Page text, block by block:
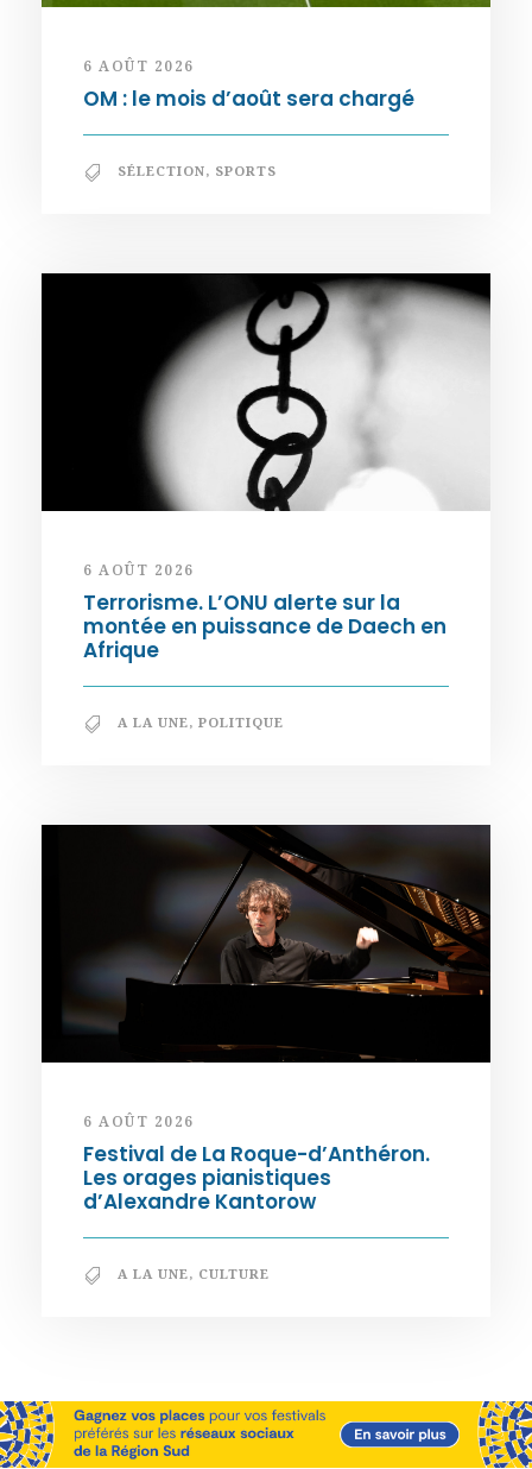
6 AOÛT 2026
OM : le mois d’août sera chargé
SÉLECTION, SPORTS
6 AOÛT 2026
Terrorisme. L’ONU alerte sur la
montée en puissance de Daech en
Afrique
A LA UNE, POLITIQUE
6 AOÛT 2026
Festival de La Roque-d’Anthéron.
Les orages pianistiques
d’Alexandre Kantorow
A LA UNE, CULTURE